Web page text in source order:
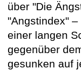
über "Die
"Angstindex"
einer langen
gegenüber
gesunken auf